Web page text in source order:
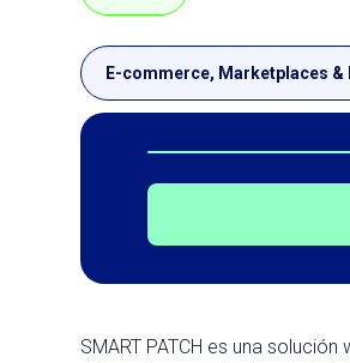
E-commerce, Marketplaces
SMART PATCH es una